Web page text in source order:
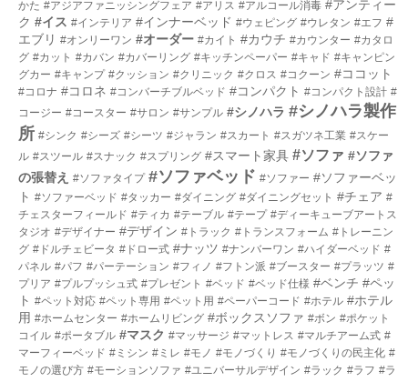
かた #アジアファニッシングフェア #アリス #アルコール消毒 #アンティー
ク #イス #インテリア #インナーベッド #ウェピング #ウレタン #エフ #
エブリ #オンリーワン #オーダー #カイト #カウチ #カウンター #カタロ
グ #カット #カバン #カバーリング #キッチンペーパー #キャド #キャンピン
グカー #キャンプ #クッション #クリニック #クロス #コクーン #ココット
#コロナ #コロネ #コンバーチブルベッド #コンパクト #コンパクト設計 #
コージー #コースター #サロン #サンプル #シノハラ #シノハラ製作
所 #シンク #シーズ #シーツ #ジャラン #スカート #スガツネ工業 #スケー
ル #スツール #スナック #スプリング #スマート家具 #ソファ #ソファ
の張替え #ソファタイプ #ソファベッド #ソファー #ソファーベッ
ト #ソファーベッド #タッカー #ダイニング #ダイニングセット #チェア #
チェスターフィールド #ティカ #テーブル #テープ #ディーキューブアートス
タジオ #デザイナー #デザイン #トラック #トランスフォーム #トレーニン
グ #ドルチェビータ #ドロー式 #ナッツ #ナンバーワン #ハイダーベッド #
パネル #パフ #パーテーション #フィノ #フトン派 #ブースター #プラッツ #
プリア #プルプッシュ式 #プレゼント #ベッド #ベッド仕様 #ベンチ #ペッ
ト #ペット対応 #ペット専用 #ペット用 #ペーパーコード #ホテル #ホテル
用 #ホームセンター #ホームリビング #ボックスソファ #ボン #ポケット
コイル #ポータブル #マスク #マッサージ #マットレス #マルチアーム式 #
マーフィーベッド #ミシン #ミレ #モノ #モノづくり #モノづくりの民主化 #
モノの選び方 #モーションソファ #ユニバーサルデザイン #ラック #ラフ #ラ